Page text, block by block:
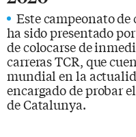
Este campeonato de
ha sido presentado
de colocarse de
carreras TCR, que
mundial en la
encargado de probar
de Catalunya.